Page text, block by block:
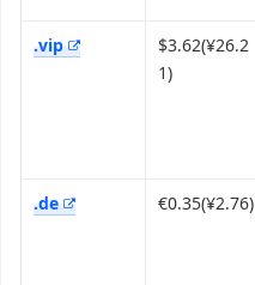
.vip
$3.62(¥26.2
1)
.de €0.35(¥2.76)